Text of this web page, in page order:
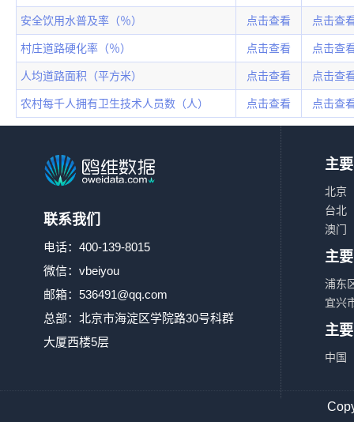
安全饮用水普及率（％） 点击查看 点击查
村庄道路硬化率（％） 点击查看 点击查
人均道路面积（平方米） 点击查看 点击查
农村每千人拥有卫生技术人员数（人） 点击查看 点击查
联系我们
电话：400-139-8015
微信：vbeiyou
邮箱： 536491@qq.com
总部：北京市海淀区学院路30号科群
大厦西楼5层
主
北京
台北
澳门
主
浦东
宜兴
主
中国